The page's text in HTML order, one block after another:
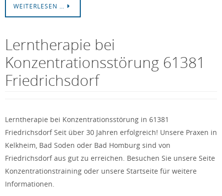
WEITERLESEN …
Lerntherapie bei
Konzentrationsstörung 61381
Friedrichsdorf
Lerntherapie bei Konzentrationsstörung in 61381
Friedrichsdorf Seit über 30 Jahren erfolgreich! Unsere Praxen in
Kelkheim, Bad Soden oder Bad Homburg sind von
Friedrichsdorf aus gut zu erreichen. Besuchen Sie unsere Seite
Konzentrationstraining oder unsere Startseite für weitere
Informationen.